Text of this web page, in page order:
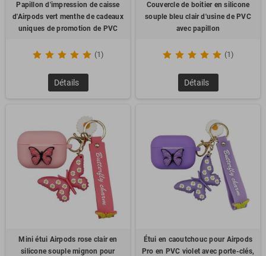
Papillon d'impression de caisse
d'Airpods vert menthe de cadeaux
uniques de promotion de PVC
(1)
Détails
Couvercle de boitier en silicone
souple bleu clair d'usine de PVC
avec papillon
(1)
Détails
Mini étui Airpods rose clair en
silicone souple mignon pour
Étui en caoutchouc pour Airpods
Pro en PVC violet avec porte-clés,